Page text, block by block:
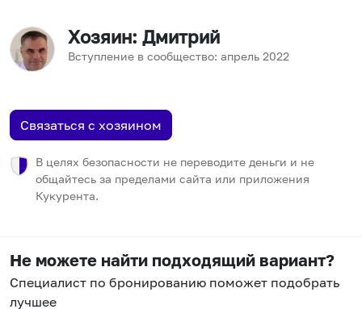
Хозяин: Дмитрий
Вступление в сообщество: апрель 2022
Связаться с хозяином
В целях безопасности не переводите деньги и не
общайтесь за пределами сайта или приложения
Кукурента.
Не можете найти подходящий вариант?
Специалист по бронированию поможет подобрать
лучшее